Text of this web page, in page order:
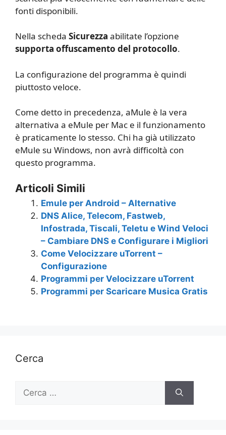
fonti disponibili.
Nella scheda Sicurezza abilitate l’opzione
supporta offuscamento del protocollo.
La configurazione del programma è quindi
piuttosto veloce.
Come detto in precedenza, aMule è la vera
alternativa a eMule per Mac e il funzionamento
è praticamente lo stesso. Chi ha già utilizzato
eMule su Windows, non avrà difficoltà con
questo programma.
Articoli Simili
Emule per Android – Alternative
DNS Alice, Telecom, Fastweb,
Infostrada, Tiscali, Teletu e Wind Veloci
– Cambiare DNS e Configurare i Migliori
Come Velocizzare uTorrent –
Configurazione
Programmi per Velocizzare uTorrent
Programmi per Scaricare Musica Gratis
Cerca
Ricerca